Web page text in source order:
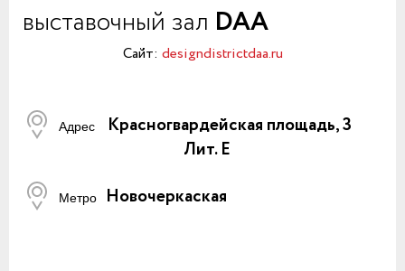
выставочный зал DAA
Сайт: designdistrictdaa.ru
Адрес
Красногвардейская площадь, 3
Лит. Е
Метро Новочеркаская